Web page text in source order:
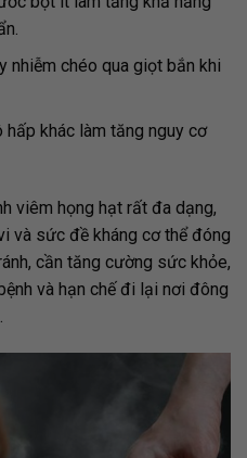
nhiễm chéo qua giọt bắn khi
khác làm tăng nguy cơ
viêm họng hạt rất đa dạng,
và sức đề kháng cơ thể đóng
cần tăng cường sức khỏe,
và hạn chế đi lại nơi đông